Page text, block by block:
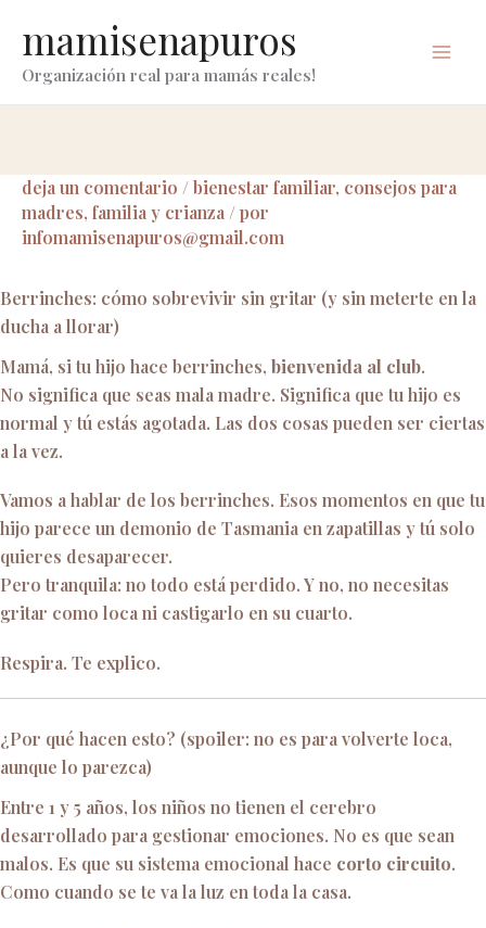
contenido
mamisenapuros
Organización real para mamás reales!
deja un comentario /bienestar familiar, consejos para
madres, familia y crianza / por
infomamisenapuros@gmail.com
Berrinches: cómo sobrevivir sin gritar (y sin meterte en la
ducha a llorar)
Mamá, si tu hijo hace berrinches, bienvenida al club.
No significa que seas mala madre. Significa que tu hijo es
normal y tú estás agotada. Las dos cosas pueden ser ciertas
a la vez.
Vamos a hablar de los berrinches. Esos momentos en que tu
hijo parece un demonio de Tasmania en zapatillas y tú solo
quieres desaparecer.
Pero tranquila: no todo está perdido. Y no, no necesitas
gritar como loca ni castigarlo en su cuarto.
Respira. Te explico.
¿Por qué hacen esto? (spoiler: no es para volverte loca,
aunque lo parezca)
Entre 1 y 5 años, los niños no tienen el cerebro
desarrollado para gestionar emociones. No es que sean
malos. Es que su sistema emocional hace corto circuito.
Como cuando se te va la luz en toda la casa.